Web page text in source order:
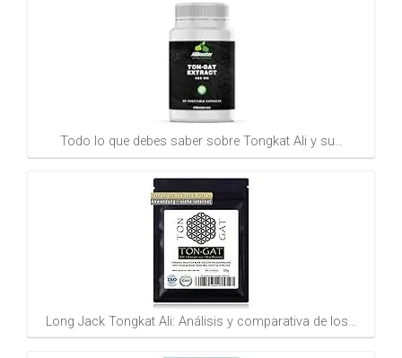
Todo lo que debes saber sobre Tongkat Ali y su…
Long Jack Tongkat Ali: Análisis y comparativa de los…